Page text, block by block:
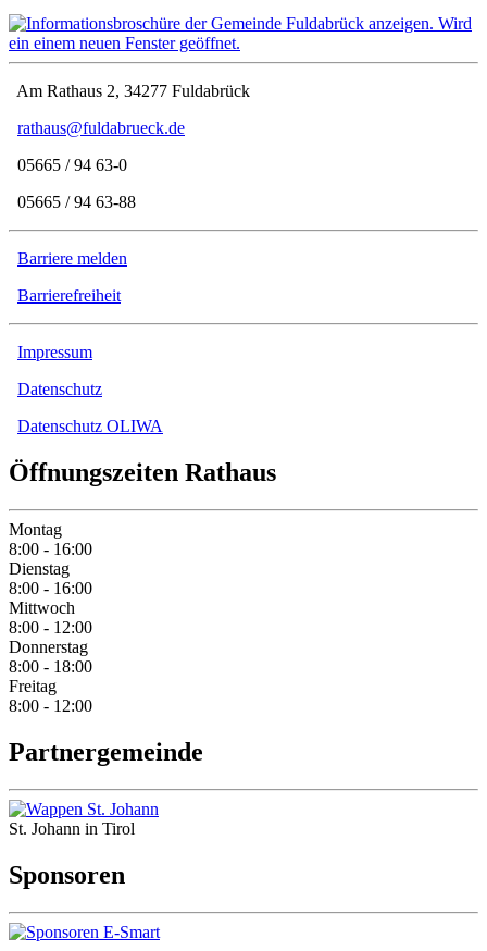
Am Rathaus 2, 34277 Fuldabrück
rathaus@fuldabrueck.de
05665 / 94 63-0
05665 / 94 63-88
Barriere melden
Barrierefreiheit
Impressum
Datenschutz
Datenschutz OLIWA
Öffnungszeiten Rathaus
Montag
8:00 - 16:00
Dienstag
8:00 - 16:00
Mittwoch
8:00 - 12:00
Donnerstag
8:00 - 18:00
Freitag
8:00 - 12:00
Partnergemeinde
St. Johann in Tirol
Sponsoren